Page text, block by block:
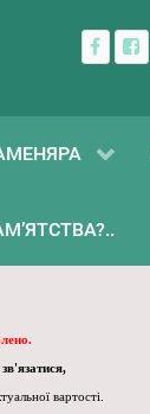
вартості.